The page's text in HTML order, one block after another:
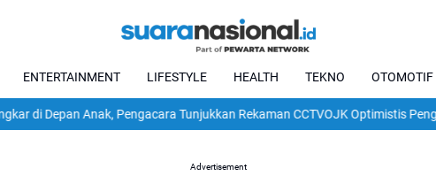
ENTERTAINMENT LIFESTYLE HEALTH TEKNO OTOMOTIF
Anak, Pengacara Tunjukkan Rekaman CCTVOJK Optimistis
Advertisement